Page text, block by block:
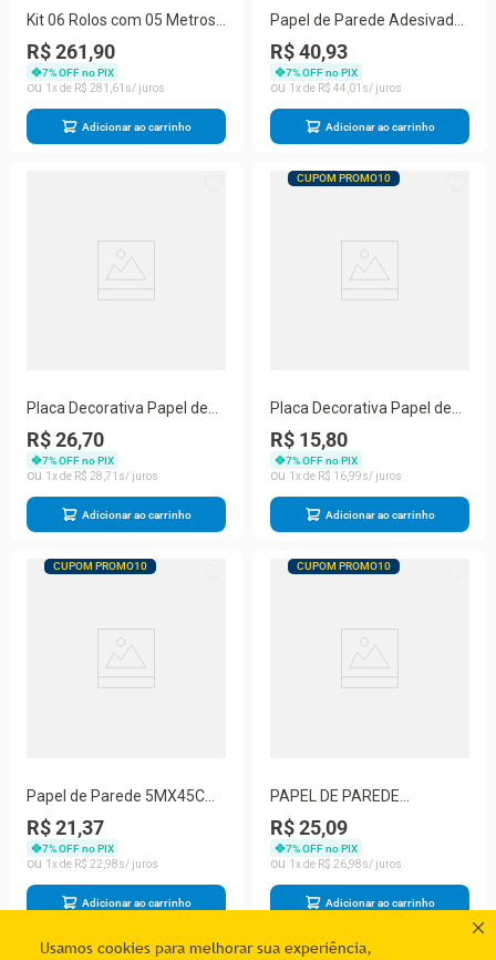
Usamos cookies para melhorar sua experiência,
Kit 06 Rolos com 05 Metros
de Papel de Parede Madeira
Clara
R$ 261,90
7% OFF no PIX
1
R$ 281 61
Adicionar ao carrinho
Papel de Parede Adesivado
45cm x 05 Metros PVC
Pedras Cinzas
R$ 40,93
7% OFF no PIX
1
R$ 44 01
Adicionar ao carrinho
Placa Decorativa Papel de
Parede Texturizado Branco
70X77cm
R$ 26,70
7% OFF no PIX
1
R$ 28 71
Adicionar ao carrinho
CUPOM PROMO10
Placa Decorativa Papel de
Parede Texturizado Branco
70X77cm
R$ 15,80
7% OFF no PIX
1
R$ 1699
Adicionar ao carrinho
CUPOM PROMO10
Papel de Parede 5MX45CM
PVC Pedras Cinzas
R$ 21,37
7% OFF no PIX
1
R$ 22 98
Adicionar ao carrinho
CUPOM PROMO10
PAPEL DE PAREDE
5MX45CM PVC MADEIRA
CRU
R$ 25,09
7% OFF no PIX
1
R$ 2698
Adicionar ao carrinho